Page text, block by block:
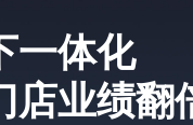
一体化
店业绩翻